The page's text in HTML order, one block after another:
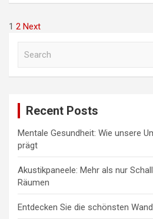
Seitennummerierung
der
1 2 Next
Recent Posts
Mentale Gesundheit: Wie unsere
prägt
Akustikpaneele: Mehr als nur
Räumen
Entdecken Sie die schönsten